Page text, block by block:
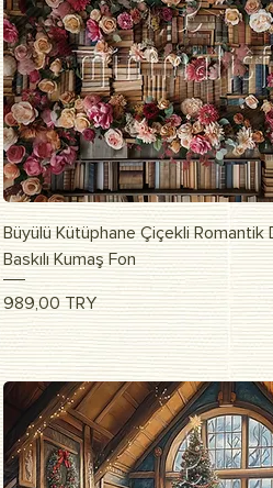
Быстрый просмотр
Büyülü Kütüphane Çiçekli Romantik
Baskılı Kumaş Fon
Цена
989,00 TRY